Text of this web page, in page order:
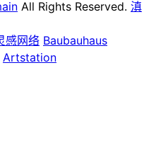
All Rights Reserved. 滇
感网络 Baubauhaus
Artstation